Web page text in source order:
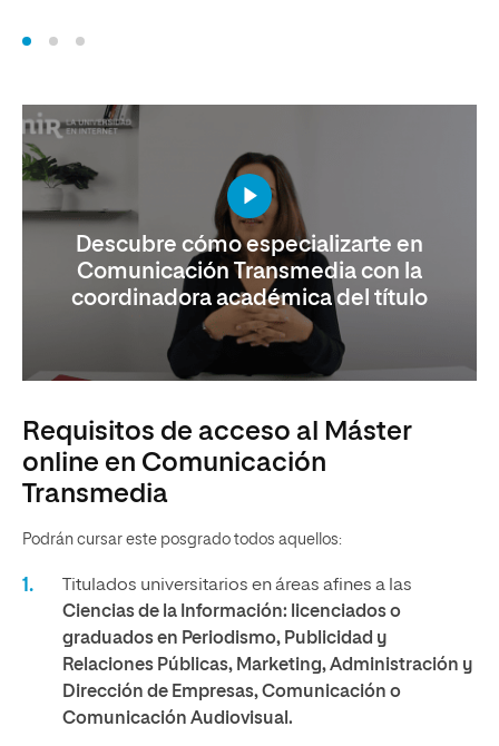
Descubre cómo especializarte en
Comunicación Transmedia con la
coordinadora académica del título
Requisitos de acceso al Máster
online en Comunicación
Transmedia
Podrán cursar este posgrado todos aquellos:
Titulados universitarios en áreas afines a las
Ciencias de la Información: licenciados o
graduados en Periodismo, Publicidad y
Relaciones Públicas, Marketing, Administración y
Dirección de Empresas, Comunicación o
Comunicación Audiovisual.